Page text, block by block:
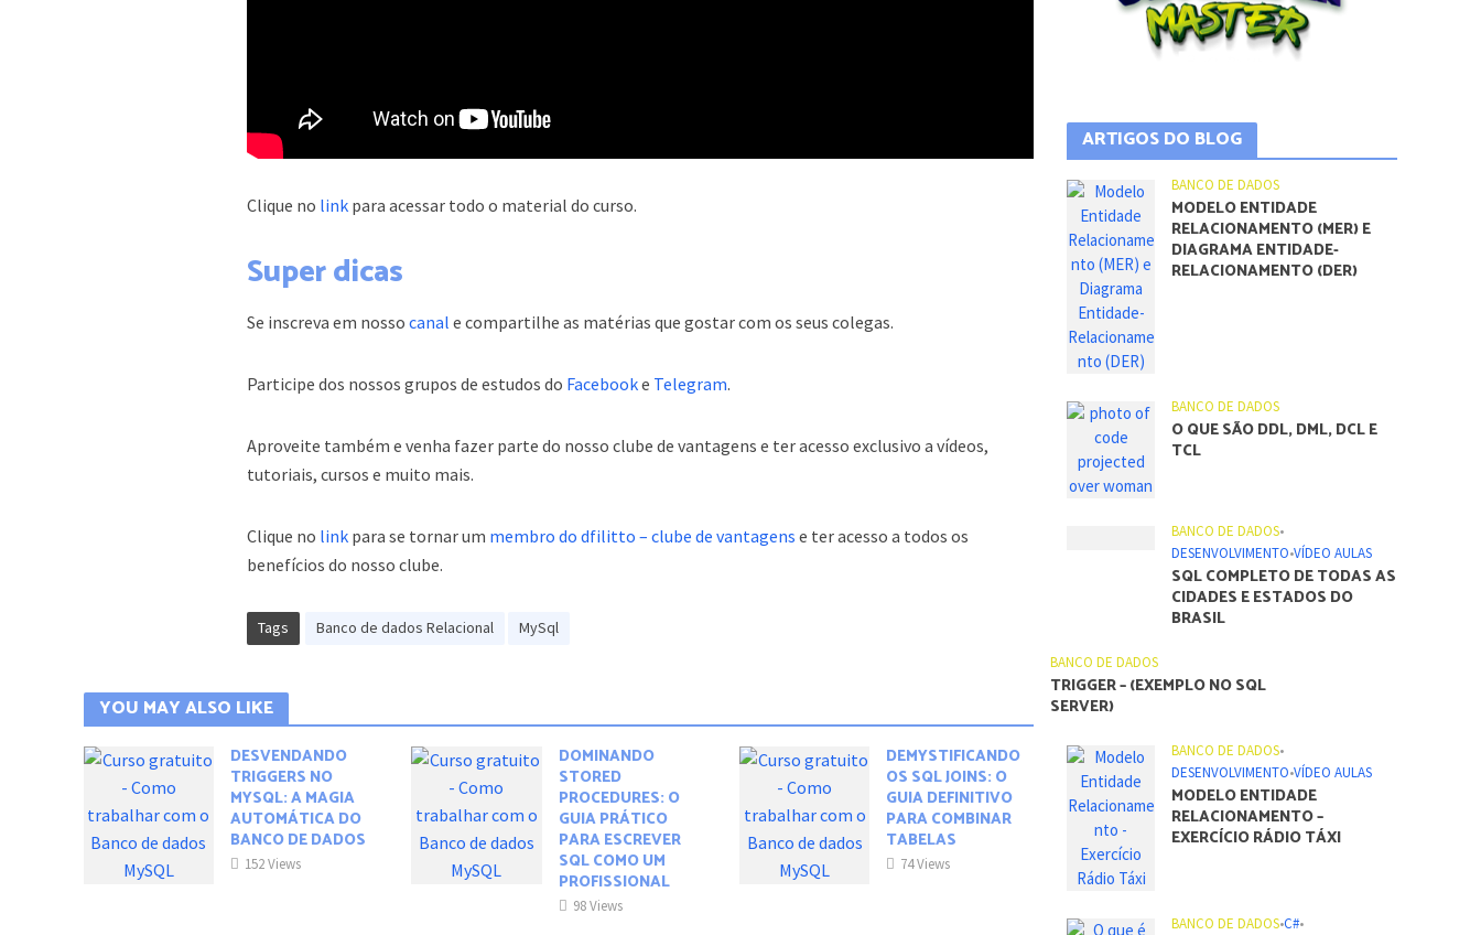
Clique no link para acessar todo o material do curso.
Super dicas
Se inscreva em nossocanal e compartilhe as matérias que gostar com os seus colegas.
Participe dos nossos grupos de estudos do Facebooke Telegram.
Aproveite também e venha fazer parte do nosso clube de vantagens e ter acesso exclusivo a vídeos,
tutoriais, cursos e muito mais.
Clique no link para se tornar um membro do dfilitto – clube de vantagens e ter acesso a todos os
benefícios do nosso clube.
Tags Banco de dados Relacional MySql
YOU MAY ALSO LIKE
DESVENDANDO
TRIGGERS NO
MYSQL: A MAGIA
AUTOMÁTICA DO
BANCO DE DADOS
152 Views
DOMINANDO
STORED
PROCEDURES: O
GUIA PRÁTICO
PARA ESCREVER
SQL COMO UM
PROFISSIONAL
98 Views
DEMYSTIFICANDO
OS SQL JOINS: O
GUIA DEFINITIVO
PARA COMBINAR
TABELAS
74 Views
ARTIGOS DO BLOG
BANCO DE DADOS
MODELO ENTIDADE
RELACIONAMENTO (MER) E
DIAGRAMA ENTIDADE-
RELACIONAMENTO (DER)
BANCO DE DADOS
O QUE SÃO DDL, DML, DCL E
TCL
BANCO DE DADOS•
DESENVOLVIMENTO•VÍDEO AULAS
SQL COMPLETO DE TODAS AS
CIDADES E ESTADOS DO
BRASIL
BANCO DE DADOS
TRIGGER – (EXEMPLO NO SQL
SERVER)
BANCO DE DADOS•
DESENVOLVIMENTO•VÍDEO AULAS
MODELO ENTIDADE
RELACIONAMENTO –
EXERCÍCIO RÁDIO TÁXI
BANCO DE DADOS•C#•